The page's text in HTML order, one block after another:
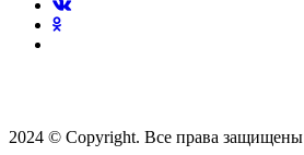
2024 © Copyright. Все права защищены